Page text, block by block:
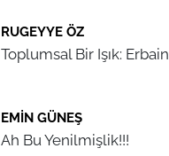
RUGEYYE ÖZ
Toplumsal Bir Işık: Erbain
EMIN GÜNEŞ
Ah Bu Yenilmişlik!!!